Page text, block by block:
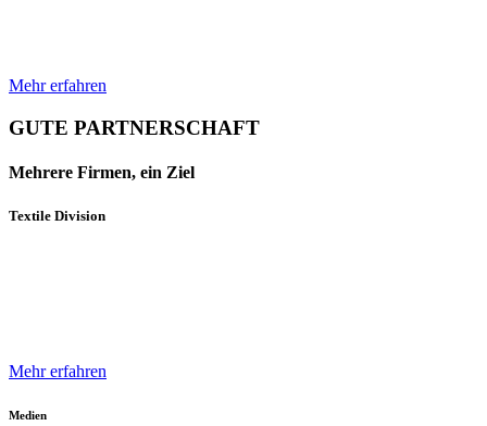
Mehr erfahren
GUTE PARTNERSCHAFT
Mehrere Firmen, ein Ziel
Textile Division
Mehr erfahren
Medien